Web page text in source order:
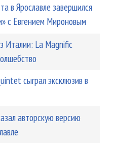
в Ярославле завершился
с Евгением Мироновым
Италии: La Magnific
сыграл эксклюзив в
авторскую версию